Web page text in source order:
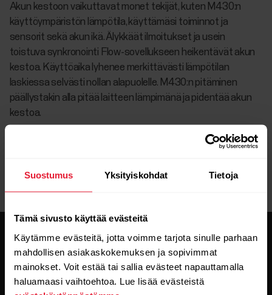
Suostumus Yksityiskohdat Tietoja
Tämä sivusto käyttää evästeitä
Käytämme evästeitä, jotta voimme tarjota sinulle parhaan
mahdollisen asiakaskokemuksen ja sopivimmat
mainokset. Voit estää tai sallia evästeet napauttamalla
haluamaasi vaihtoehtoa. Lue lisää evästeistä
Akun kestoon vaikuttavat monet tekijät, kuten M430:n
käyttöympäristön lämpötila, käyttämäsi toiminnot ja
sensorit sekä akun ikä. Älykkäät ilmoitukset ja usein
toistuva synkronointi Flow-sovellukseen heikentävät akun
kestoa. Käyttöaika lyhenee merkittävästi lämpötilan
laskiessa selvästi nollan alapuolelle. M430:n pitäminen
päällystakin alla pitää laitteen lämpimänä ja pidentää akun
kestoa.